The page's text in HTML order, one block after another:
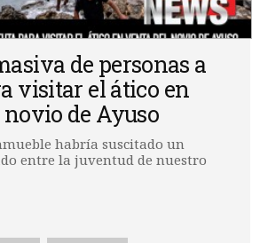
de personas a
visitar el ático en
de Ayuso
habría suscitado un
entre la juventud de nuestro